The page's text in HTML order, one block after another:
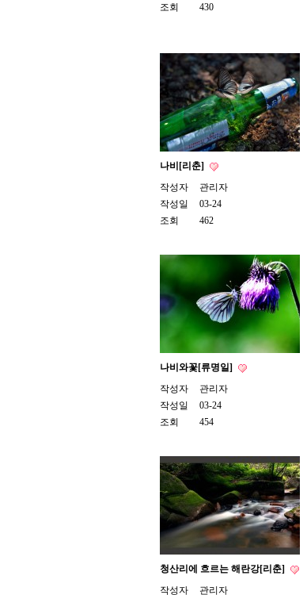
조회
430
나비[리춘]
작성자
관리자
작성일
03-24
조회
462
나비와꽃[류명일]
작성자
관리자
작성일
03-24
조회
454
청산리에 흐르는 해란강[리춘]
작성자
관리자